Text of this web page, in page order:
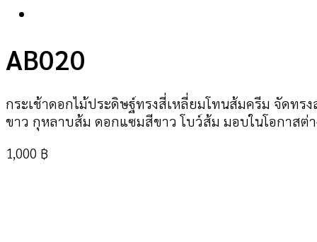
AB020
กระเช้าดอกไม้ประดิษฐ์ทรงสี่เหลี่ยมโทนส้มครีม จัดทร
ขาว กุหลาบส้ม ดอกแซมสีขาว โบว์ส้ม มอบในโอกาสต่า
1,000 ฿